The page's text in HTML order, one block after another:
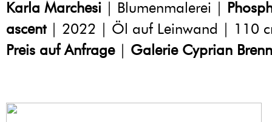
Karla Marchesi | Blumenmalerei |
ascent| 2022 | Öl auf Leinwand | 110
Preis auf Anfrage| Galerie Cyprian